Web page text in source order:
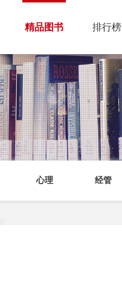
精品图书 排行榜
心理 经管